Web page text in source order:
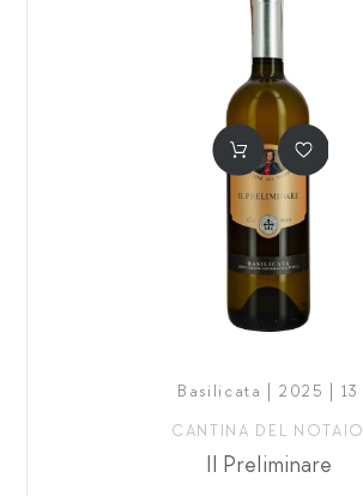
Basilicata | 2025 | 13
CANTINA DEL NOTAIO
Il Preliminare